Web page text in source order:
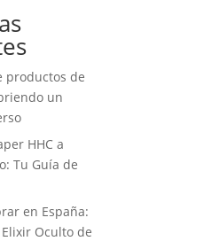
productos de
un
HHC a
Tu Guía de
en España:
Oculto de